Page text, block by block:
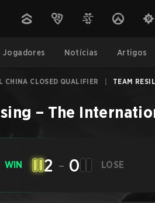
Jogadores Notícias Artigos
CHINA CLOSED QUALIFIER TEAM
– The
WIN 2 - 0 LOSE